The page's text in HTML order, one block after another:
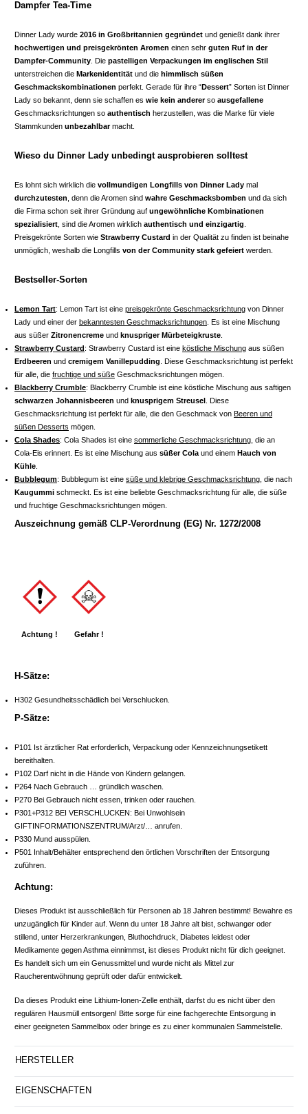
Dampfer Tea-Time
Dinner Lady wurde 2016 in Großbritannien gegründet und genießt dank ihrer
hochwertigen und preisgekrönten Aromen einen sehr guten Ruf in der
Dampfer-Community . Die pastelligen Verpackungen im englischen Stil
unterstreichen die Markenidentität und die himmlisch süßen
Geschmackskombinationen perfekt. Gerade für ihre “Dessert” Sorten ist Dinner
Lady so bekannt, denn sie schaffen es wie kein andererso ausgefallene
Geschmacksrichtungen so authentisch herzustellen, was die Marke für viele
Stammkunden unbezahlbarmacht.
Wieso du Dinner Lady unbedingt ausprobieren solltest
Es lohnt sich wirklich die vollmundigen Longfills von Dinner Lady mal
durchzutesten , denn die Aromen sind wahre Geschmacksbomben und da sich
die Firma schon seit ihrer Gründung auf ungewöhnliche Kombinationen
spezialisiert , sind die Aromen wirklich authentisch und einzigartig
Preisgekrönte Sorten wie Strawberry Custard in der Qualität zu finden ist beinahe
unmöglich, weshalb die Longfills von der Community stark gefeiert werden.
Bestseller-Sorten
Lemon Tart: Lemon Tart ist eine preisgekrönte Geschmacksrichtung von Dinner
Lady und einer der bekanntesten Geschmacksrichtungen . Es ist eine Mischung
aus süßer Zitronencreme und knuspriger Mürbeteigkruste
Strawberry Custard: Strawberry Custard ist eine köstliche Mischung aus süßen
Erdbeeren und cremigem Vanillepudding . Diese Geschmacksrichtung ist perfekt
für alle, die fruchtige und süße Geschmacksrichtungen mögen.
Blackberry Crumble: Blackberry Crumble ist eine köstliche Mischung aus saftigen
schwarzen Johannisbeeren und knusprigem Streusel . Diese
Geschmacksrichtung ist perfekt für alle, die den Geschmack von Beeren und
süßen Desserts mögen.
Cola Shades: Cola Shades ist eine sommerliche Geschmacksrichtung , die an
Cola-Eis erinnert. Es ist eine Mischung aus süßer Cola und einem Hauch von
Kühle
Bubblegum: Bubblegum ist eine süße und klebrige Geschmacksrichtung , die nach
Kaugummi schmeckt. Es ist eine beliebte Geschmacksrichtung für alle, die süße
und fruchtige Geschmacksrichtungen mögen.
Auszeichnung gemäß CLP-Verordnung (EG) Nr. 1272/2008
Achtung ! Gefahr !
H-Sätze:
H302 Gesundheitsschädlich bei Verschlucken.
P-Sätze:
P101 Ist ärztlicher Rat erforderlich, Verpackung oder Kennzeichnungsetikett
bereithalten.
P102 Darf nicht in die Hände von Kindern gelangen.
P264 Nach Gebrauch … gründlich waschen.
P270 Bei Gebrauch nicht essen, trinken oder rauchen.
P301+P312 BEI VERSCHLUCKEN: Bei Unwohlsein
GIFTINFORMATIONSZENTRUM/Arzt/… anrufen.
P330 Mund ausspülen.
P501 Inhalt/Behälter entsprechend den örtlichen Vorschriften der Entsorgung
zuführen.
Achtung:
Dieses Produkt ist ausschließlich für Personen ab 18 Jahren bestimmt! Bewahre es
unzugänglich für Kinder auf. Wenn du unter 18 Jahre alt bist, schwanger oder
stillend, unter Herzerkrankungen, Bluthochdruck, Diabetes leidest oder
Medikamente gegen Asthma einnimmst, ist dieses Produkt nicht für dich geeignet.
Es handelt sich um ein Genussmittel und wurde nicht als Mittel zur
Raucherentwöhnung geprüft oder dafür entwickelt.
Da dieses Produkt eine Lithium-Ionen-Zelle enthält, darfst du es nicht über den
regulären Hausmüll entsorgen! Bitte sorge für eine fachgerechte Entsorgung in
einer geeigneten Sammelbox oder bringe es zu einer kommunalen Sammelstelle.
HERSTELLER
EIGENSCHAFTEN